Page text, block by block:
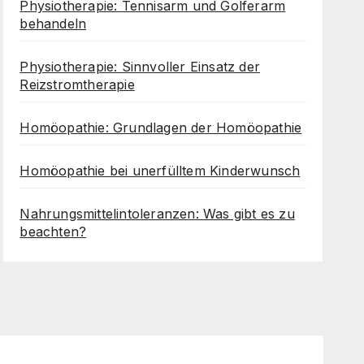
Physiotherapie: Tennisarm und Golferarm
behandeln
Physiotherapie: Sinnvoller Einsatz der
Reizstromtherapie
Homöopathie: Grundlagen der Homöopathie
Homöopathie bei unerfülltem Kinderwunsch
Nahrungsmittelintoleranzen: Was gibt es zu
beachten?